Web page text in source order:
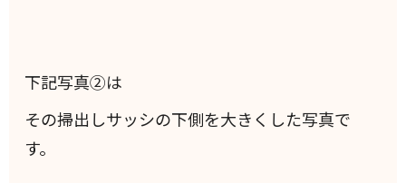
下記写真②は
その掃出しサッシの下側を大きくした写真で
す。